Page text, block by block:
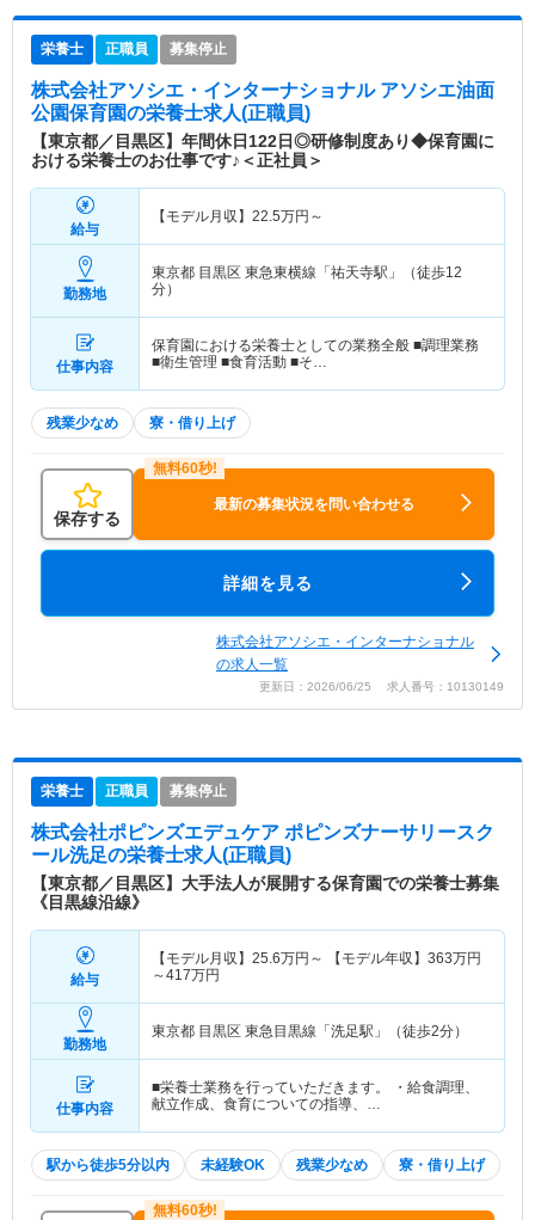
栄養士 正職員 募集停止
株式会社アソシエ・インターナショナル アソシエ油面
公園保育園の栄養士求人(正職員)
【東京都／目黒区】年間休日122日◎研修制度あり◆保育園に
おける栄養士のお仕事です♪＜正社員＞
給与
【モデル月収】 22.5万円～
勤務地
東京都 目黒区 東急東横線「祐天寺駅」（徒歩12
分）
仕事内容
保育園における栄養士としての業務全般 ■調理業務
■衛生管理 ■食育活動 ■そ…
残業少なめ 寮・借り上げ
保存する
最新の募集状況を問い合わせる
詳細を見る
株式会社アソシエ・インターナショナル
の求人一覧
更新日：2026/06/25 求人番号：10130149
栄養士 正職員 募集停止
株式会社ポピンズエデュケア ポピンズナーサリースク
ール洗足の栄養士求人(正職員)
【東京都／目黒区】大手法人が展開する保育園での栄養士募集
《目黒線沿線》
給与
【モデル月収】 25.6万円～ 【モデル年収】 363万円
～417万円
勤務地
東京都 目黒区 東急目黒線「洗足駅」（徒歩2分）
仕事内容
■栄養士業務を行っていただきます。 ・給食調理、
献立作成、食育についての指導、…
駅から徒歩5分以内 未経験OK 残業少なめ 寮・借り上げ